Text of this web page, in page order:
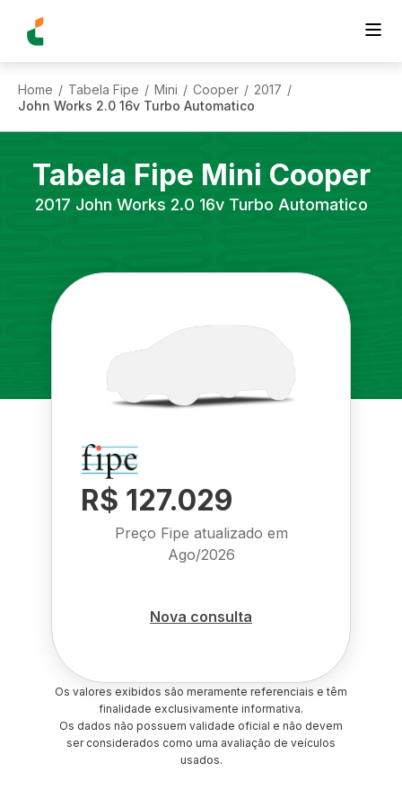
Home / Tabela Fipe / Mini / Cooper / 2017 /
John Works 2.0 16v Turbo Automatico
Tabela Fipe Mini Cooper
2017 John Works 2.0 16v Turbo Automatico
R$ 127.029
Preço Fipe atualizado em
Ago/2026
Nova consulta
Os valores exibidos são meramente referenciais e têm
finalidade exclusivamente informativa.
Os dados não possuem validade oficial e não devem
ser considerados como uma avaliação de veículos
usados.